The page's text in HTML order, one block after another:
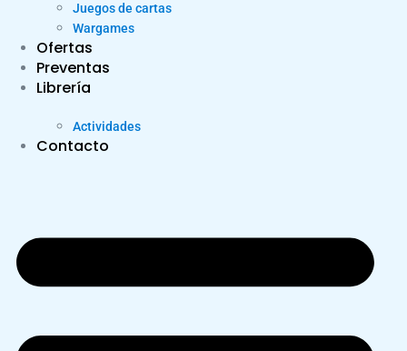
Juegos de cartas
Wargames
Ofertas
Preventas
Librería
Actividades
Contacto